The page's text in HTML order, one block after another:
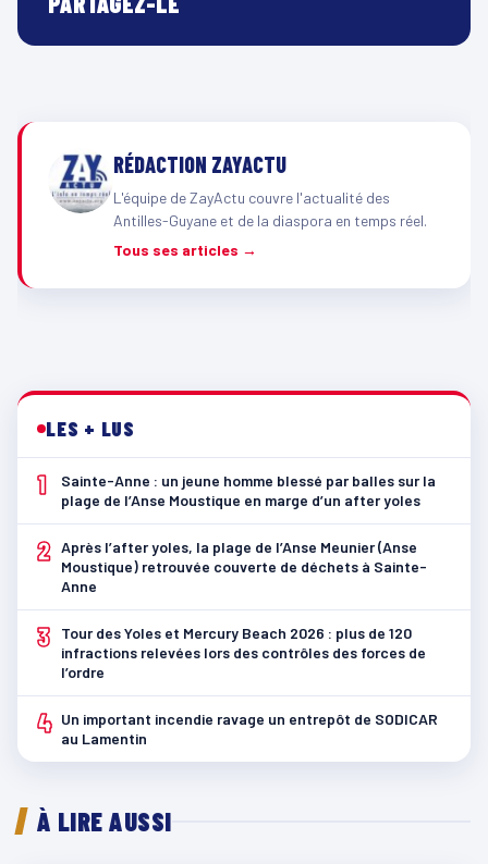
RÉDACTION ZAYACTU
L'équipe de ZayActu couvre l'actualité des
Antilles-Guyane et de la diaspora en temps réel.
Tous ses articles →
LES + LUS
1
Sainte-Anne : un jeune homme blessé par balles sur la
plage de l’Anse Moustique en marge d’un after yoles
2 Après l’after yoles, la plage de l’Anse Meunier (Anse
Moustique) retrouvée couverte de déchets à Sainte-
Anne
3
Tour des Yoles et Mercury Beach 2026 : plus de 120
infractions relevées lors des contrôles des forces de
l’ordre
4 Un important incendie ravage un entrepôt de SODICAR
au Lamentin
À LIRE AUSSI